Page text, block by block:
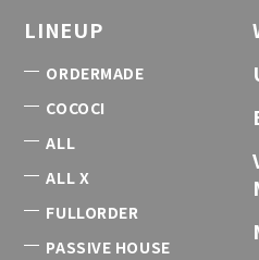
LINEUP
ORDERMADE
COCOCI
ALL
ALL X
FULLORDER
PASSIVE HOUSE